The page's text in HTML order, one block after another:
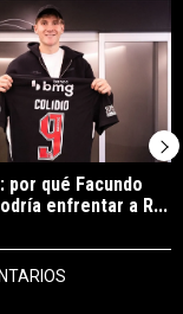
y un regreso
de tendencia con el
por qué Facundo
enfrentar a R...